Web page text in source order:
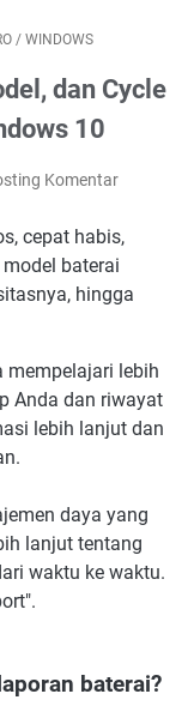
/ WINDOWS
dan Cycle
10
Komentar
cepat habis,
baterai
hingga
mempelajari lebih
Anda dan riwayat
lebih lanjut dan
daya yang
lanjut tentang
waktu ke waktu.
baterai?